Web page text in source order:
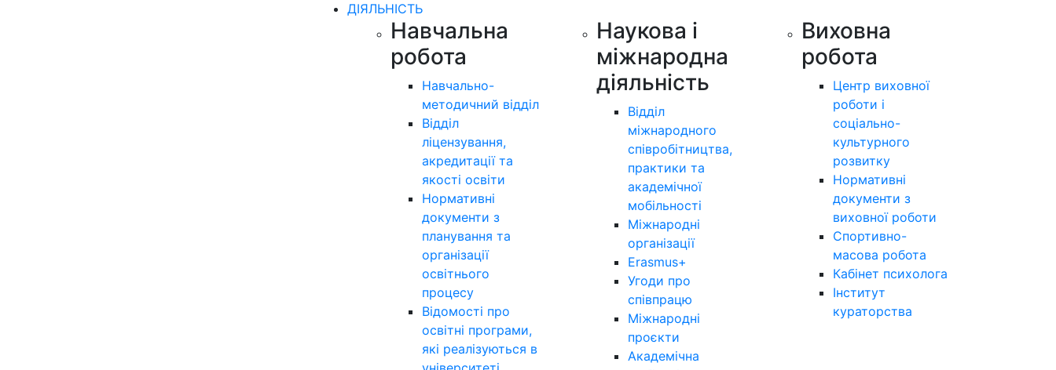
ДІЯЛЬНІСТЬ
Навчальна
робота
Навчально-
методичний відділ
Відділ
ліцензування,
акредитації та
якості освіти
Нормативні
документи з
планування та
організації
освітнього
процесу
Відомості про
освітні програми,
які реалізуються в
Наукова і
міжнародна
діяльність
Відділ
міжнародного
співробітництва,
практики та
академічної
мобільності
Міжнародні
організації
Erasmus+
Угоди про
співпрацю
Міжнародні
проєкти
Академічна
Виховна
робота
Центр виховної
роботи і
соціально-
культурного
розвитку
Нормативні
документи з
виховної роботи
Спортивно-
масова робота
Кабінет психолога
Інститут
кураторства